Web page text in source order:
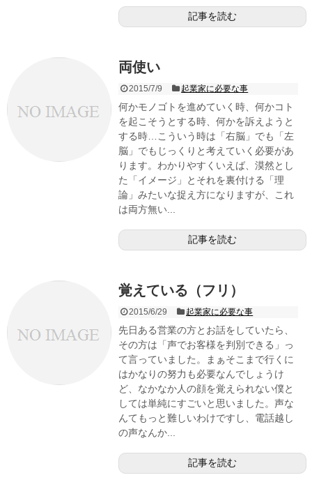
記事を読む
両使い
2015/7/9 起業家に必要な事
何かモノゴトを進めていく時、何かコト
を起こそうとする時、何かを訴えようと
する時…こういう時は「右脳」でも「左
脳」でもじっくりと考えていく必要があ
ります。わかりやすくいえば、漠然とし
た「イメージ」とそれを裏付ける「理
論」みたいな捉え方になりますが、これ
は両方無い...
記事を読む
覚えている（フリ）
2015/6/29 起業家に必要な事
先日ある営業の方とお話をしていたら、
その方は「声でお客様を判別できる」っ
て言っていました。まぁそこまで行くに
はかなりの努力も必要なんでしょうけ
ど、なかなか人の顔を覚えられない僕と
しては単純にすごいと思いました。声な
んてもっと難しいわけですし、電話越し
の声なんか...
記事を読む